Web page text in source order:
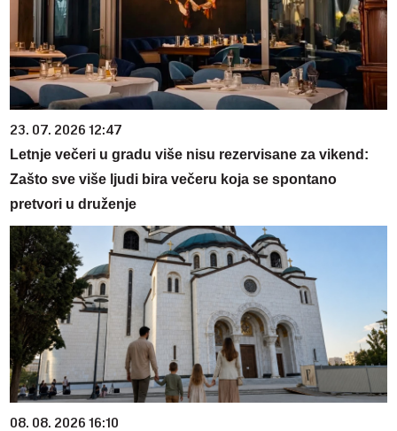
23. 07. 2026 12:47
Letnje večeri u gradu više nisu rezervisane za vikend:
Zašto sve više ljudi bira večeru koja se spontano
pretvori u druženje
08. 08. 2026 16:10